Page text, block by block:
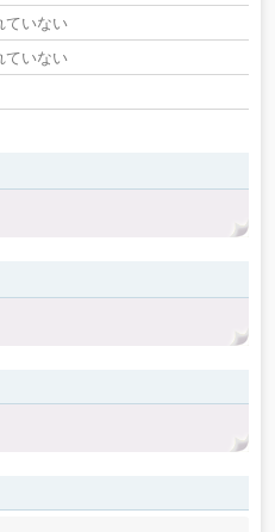
ていない
ていない